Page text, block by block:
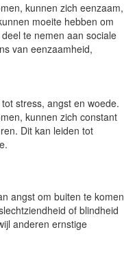
kunnen zich eenzaam,
moeite hebben om
te nemen aan sociale
van eenzaamheid,
stress, angst en woede.
kunnen zich constant
Dit kan leiden tot
angst om buiten te komen
of blindheid
anderen ernstige